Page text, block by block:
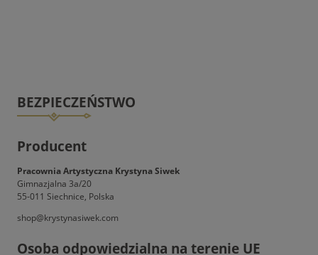
BEZPIECZEŃSTWO
Producent
Pracownia Artystyczna Krystyna Siwek
Gimnazjalna 3a/20
55-011 Siechnice, Polska
shop@krystynasiwek.com
Osoba odpowiedzialna na terenie UE